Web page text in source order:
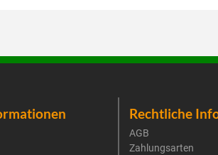
Rechtliche
AGB
Zahlungsarten